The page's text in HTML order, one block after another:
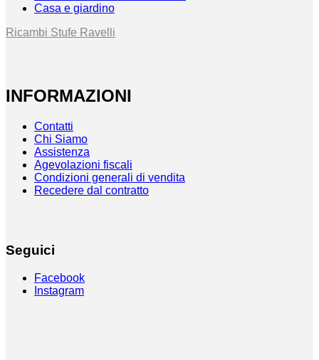
Casa e giardino
Ricambi Stufe Ravelli
INFORMAZIONI
Contatti
Chi Siamo
Assistenza
Agevolazioni fiscali
Condizioni generali di vendita
Recedere dal contratto
Seguici
Facebook
Instagram